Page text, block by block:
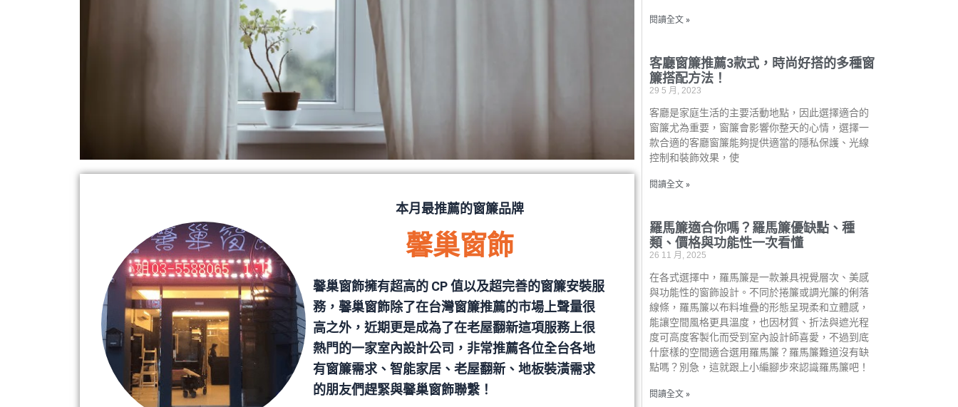
本月最推薦的窗簾品牌
馨巢窗飾
馨巢窗飾擁有超高的 CP 值以及超完善的窗簾安裝服
務，馨巢窗飾除了在台灣窗簾推薦的市場上聲量很
高之外，近期更是成為了在老屋翻新這項服務上很
熱門的一家室內設計公司，非常推薦各位全台各地
有窗簾需求、智能家居、老屋翻新、地板裝潢需求
的朋友們趕緊與馨巢窗飾聯繫！
閱讀全文 »
客廳窗簾推薦3款式，時尚好搭的多種窗
簾搭配方法！
29 5 月, 2023
客廳是家庭生活的主要活動地點，因此選擇適合的
窗簾尤為重要，窗簾會影響你整天的心情，選擇一
款合適的客廳窗簾能夠提供適當的隱私保護、光線
控制和裝飾效果，使
閱讀全文 »
羅馬簾適合你嗎？羅馬簾優缺點、種
類、價格與功能性一次看懂
26 11 月, 2025
在各式選擇中，羅馬簾是一款兼具視覺層次、美感
與功能性的窗飾設計。不同於捲簾或調光簾的俐落
線條，羅馬簾以布料堆疊的形態呈現柔和立體感，
能讓空間風格更具溫度，也因材質、折法與遮光程
度可高度客製化而受到室內設計師喜愛，不過到底
什麼樣的空間適合選用羅馬簾？羅馬簾難道沒有缺
點嗎？別急，這就跟上小編腳步來認識羅馬簾吧！
閱讀全文 »